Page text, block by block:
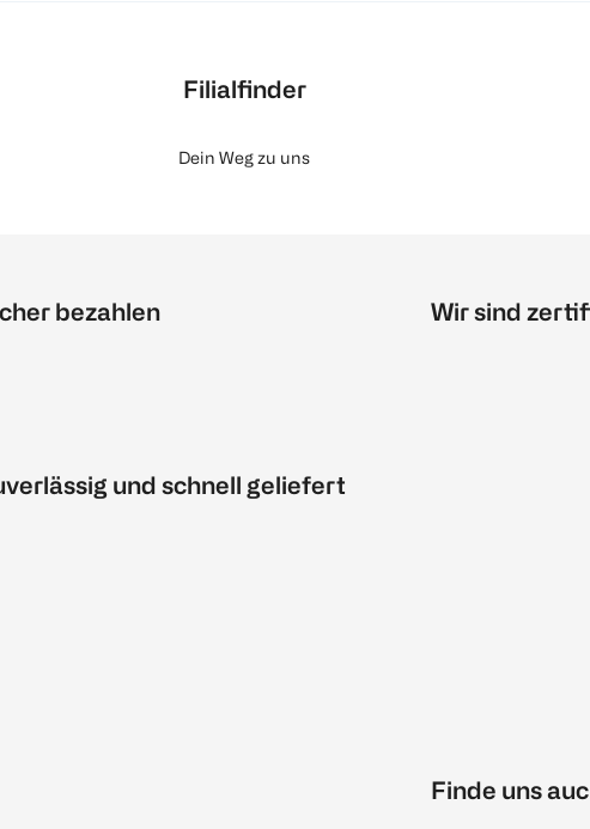
Filialfinder
Dein Weg zu uns
bezahlen
und schnell geliefert
Wir sind
Finde uns